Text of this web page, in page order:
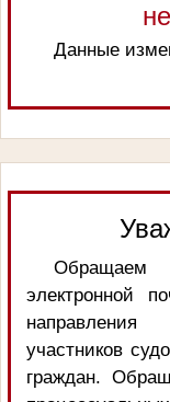
Данные
Обращаем
электронной
участников
граждан.